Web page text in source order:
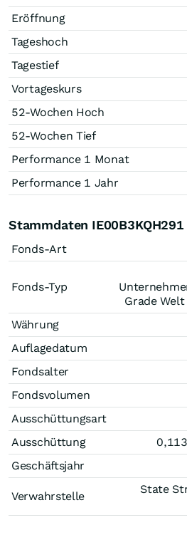
Eröffnung
Tageshoch
Tagestief
Vortageskurs
52-Wochen Hoch
52-Wochen Tief
Performance 1 Monat
Performance 1 Jahr
Stammdaten IE00B3KQH291
Fonds-Art
Fonds-Typ
Grade
Währung
Auflagedatum
Fondsalter
Fondsvolumen
Ausschüttungsart
Ausschüttung
Geschäftsjahr
Verwahrstelle
State